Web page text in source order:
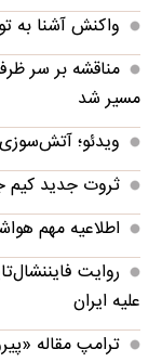
واکنش آشنا به
مناقشه بر سر
مسیر شد
ویدئو؛ آتش‌سوزی
ثروت جدید کیم
اطلاعیه مهم هواشناسی
روایت
علیه ایران
ترامپ مقاله